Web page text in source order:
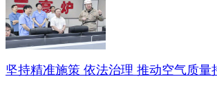
坚持精准施策 依法治理 推动空气质量